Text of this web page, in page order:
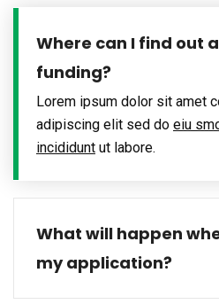
Where can I find out
funding?
Lorem ipsum dolor sit amet
adipiscing elit sed do eiu
incididunt ut labore.
What will happen
my application?